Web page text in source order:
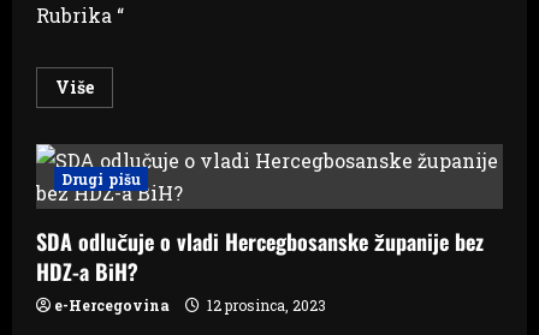
Rubrika “
VišeRead
more
Zavod
za
javno
zdravstvo
–
Medicinska
sestra/tehničar
u
službi
Drugi pišu
SDA odlučuje o vladi Hercegbosanske županije bez
HDZ-a BiH?
e-Hercegovina 12 prosinca, 2023